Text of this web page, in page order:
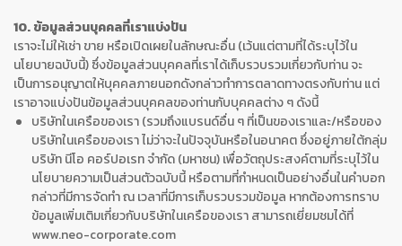
10. ข้อมูลส่วนบุคคลที่เราแบ่งปัน
เราจะไม่ให้เช่า ขาย หรือเปิดเผยในลักษณะอื่น (เว้นแต่ตามที่ได้ระบุไว้ใน
นโยบายฉบับนี้) ซึ่งข้อมูลส่วนบุคคลที่เราได้เก็บรวบรวมเกี่ยวกับท่าน จะ
เป็นการอนุญาตให้บุคคลภายนอกดังกล่าวทำการตลาดทางตรงกับท่าน แต่
เราอาจแบ่งปันข้อมูลส่วนบุคคลของท่านกับบุคคลต่าง ๆ ดังนี้
บริษัทในเครือของเรา (รวมถึงแบรนด์อื่น ๆ ที่เป็นของเราและ/หรือของ
บริษัทในเครือของเรา ไม่ว่าจะในปัจจุบันหรือในอนาคต ซึ่งอยู่ภายใต้กลุ่ม
บริษัท นีโอ คอร์ปอเรท จำกัด (มหาชน) เพื่อวัตถุประสงค์ตามที่ระบุไว้ใน
นโยบายความเป็นส่วนตัวฉบับนี้ หรือตามที่กำหนดเป็นอย่างอื่นในคำบอก
กล่าวที่มีการจัดทำ ณ เวลาที่มีการเก็บรวบรวมข้อมูล หากต้องการทราบ
ข้อมูลเพิ่มเติมเกี่ยวกับบริษัทในเครือของเรา สามารถเยี่ยมชมได้ที่
www.neo-corporate.com